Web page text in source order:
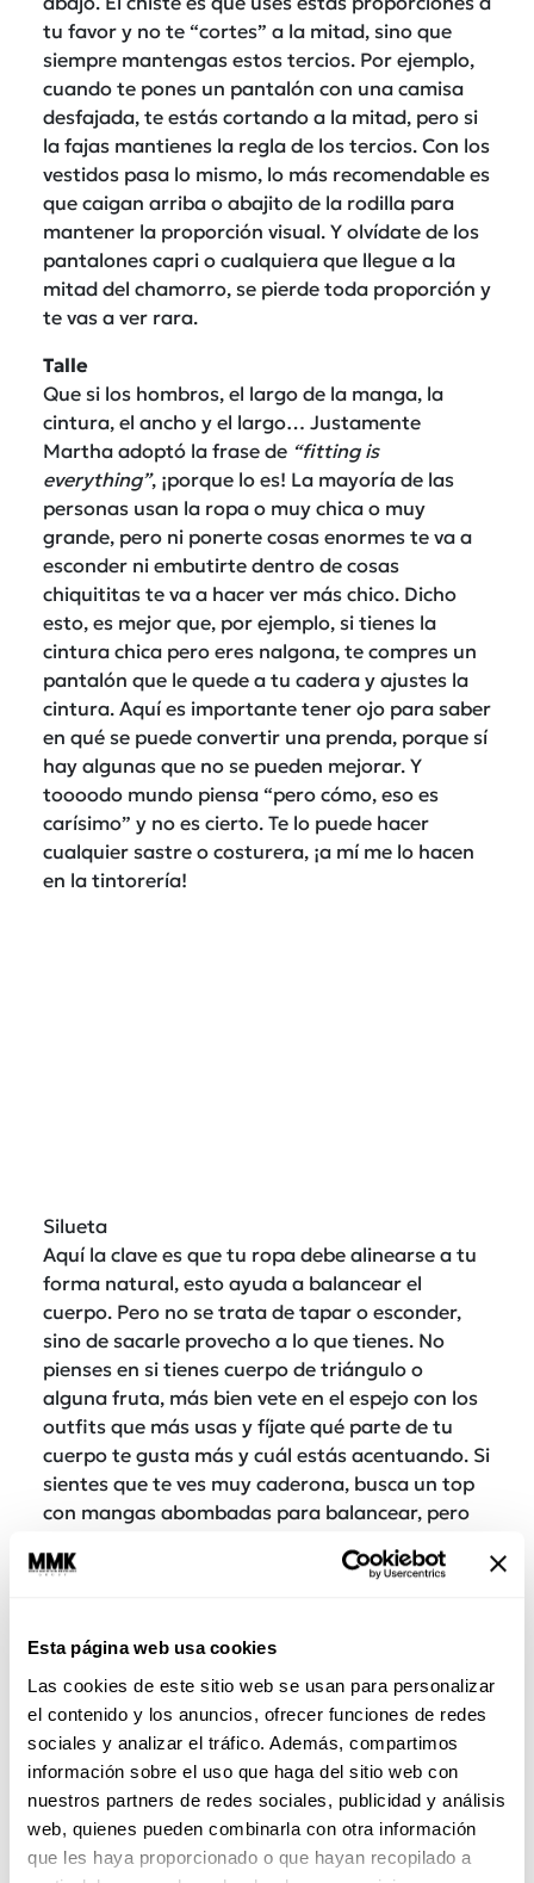
Esta página web usa cookies
Las cookies de este sitio web se usan para personalizar
el contenido y los anuncios, ofrecer funciones de redes
sociales y analizar el tráfico. Además, compartimos
información sobre el uso que haga del sitio web con
nuestros partners de redes sociales, publicidad y análisis
web, quienes pueden combinarla con otra información
que les haya proporcionado o que hayan recopilado a
tu favor y no te “cortes” a la mitad, sino que
siempre mantengas estos tercios. Por ejemplo,
cuando te pones un pantalón con una camisa
desfajada, te estás cortando a la mitad, pero si
la fajas mantienes la regla de los tercios. Con los
vestidos pasa lo mismo, lo más recomendable es
que caigan arriba o abajito de la rodilla para
mantener la proporción visual. Y olvídate de los
pantalones capri o cualquiera que llegue a la
mitad del chamorro, se pierde toda proporción y
te vas a ver rara.
Talle
Que si los hombros, el largo de la manga, la
cintura, el ancho y el largo… Justamente
Martha adoptó la frase de “fitting is
everything”, ¡porque lo es! La mayoría de las
personas usan la ropa o muy chica o muy
grande, pero ni ponerte cosas enormes te va a
esconder ni embutirte dentro de cosas
chiquititas te va a hacer ver más chico. Dicho
esto, es mejor que, por ejemplo, si tienes la
cintura chica pero eres nalgona, te compres un
pantalón que le quede a tu cadera y ajustes la
cintura. Aquí es importante tener ojo para saber
en qué se puede convertir una prenda, porque sí
hay algunas que no se pueden mejorar. Y
toooodo mundo piensa “pero cómo, eso es
carísimo” y no es cierto. Te lo puede hacer
cualquier sastre o costurera, ¡a mí me lo hacen
en la tintorería!
Silueta
Aquí la clave es que tu ropa debe alinearse a tu
forma natural, esto ayuda a balancear el
cuerpo. Pero no se trata de tapar o esconder,
sino de sacarle provecho a lo que tienes. No
pienses en si tienes cuerpo de triángulo o
alguna fruta, más bien vete en el espejo con los
outfits que más usas y fíjate qué parte de tu
cuerpo te gusta más y cuál estás acentuando. Si
sientes que te ves muy caderona, busca un top
con mangas abombadas para balancear, pero
esconder nada y puedes verte peor.
Aunque puedes usar el color que se te dé la
gana, siempre habrá uno que se vea mejor que
otro dependiendo de los colores de tu piel, pelo,
ojos, etc. Para hacer mi “neck test” siempre
acerca las prendas al área de tu papada, que es
uno de los lugares donde tu color es más
certero. Si se te ve divino, es un buen color para
ti, si te ves como si hubieras visto un fantasma,
busca otro color. La buena noticia para las